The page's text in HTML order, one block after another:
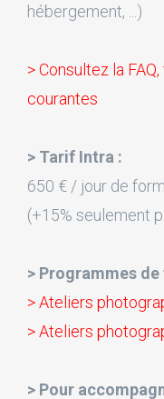
hébergement, ...)
> Consultez la
courantes
> Tarif Intra :
650 € / jour de
(+15% seulement
> Programmes
> Ateliers
> Ateliers
> Pour